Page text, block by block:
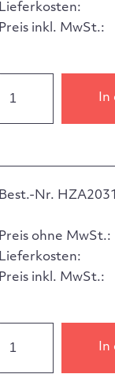
Lieferkosten:
Preis inkl. MwSt.:
Best.-Nr.
Preis ohne MwSt.:
Lieferkosten:
Preis inkl. MwSt.: